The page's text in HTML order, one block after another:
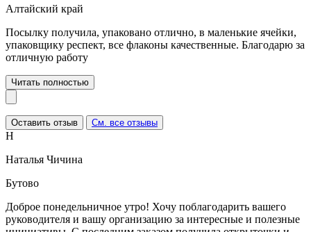
Алтайский край
Посылку получила, упаковано отлично, в маленькие ячейки,
упаковщику респект, все флаконы качественные. Благодарю за
отличную работу
Читать полностью
Оставить отзыв См. все отзывы
Н
Наталья Чичина
Бутово
Доброе понедельничное утро! Хочу поблагодарить вашего
руководителя и вашу организацию за интересные и полезные